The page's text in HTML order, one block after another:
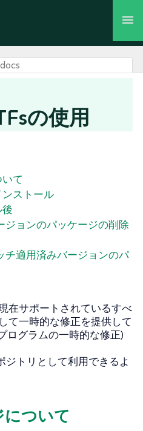
の使用
て
ンストール
ジョンのパッケージの削除
チ適用済みバージョンのパ
在サポートされているすべ
て一時的な修正を提供して
ログラムの一時的な修正)
ジトリとして利用できるよ
について